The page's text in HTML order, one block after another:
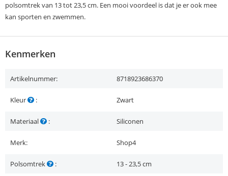
polsomtrek van 13 tot 23,5 cm. Een mooi voordeel is dat je er ook mee
kan sporten en zwemmen.
Kenmerken
Artikelnummer: 8718923686370
Kleur : Zwart
Materiaal : Siliconen
Merk: Shop4
Polsomtrek : 13 - 23,5 cm